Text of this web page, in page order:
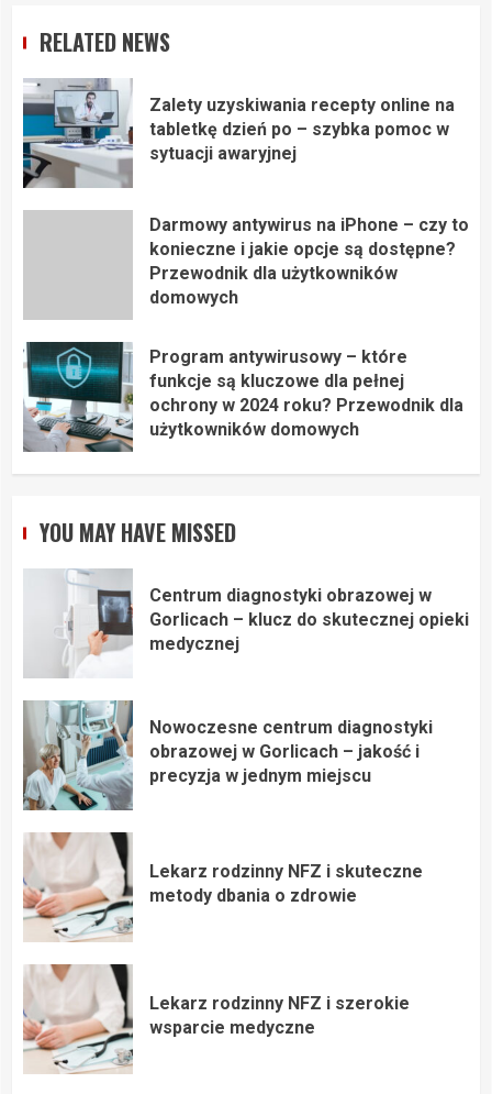
RELATED NEWS
Zalety uzyskiwania recepty online na
tabletkę dzień po – szybka pomoc w
sytuacji awaryjnej
Darmowy antywirus na iPhone – czy to
konieczne i jakie opcje są dostępne?
Przewodnik dla użytkowników
domowych
Program antywirusowy – które
funkcje są kluczowe dla pełnej
ochrony w 2024 roku? Przewodnik dla
użytkowników domowych
YOU MAY HAVE MISSED
Centrum diagnostyki obrazowej w
Gorlicach – klucz do skutecznej opieki
medycznej
Nowoczesne centrum diagnostyki
obrazowej w Gorlicach – jakość i
precyzja w jednym miejscu
Lekarz rodzinny NFZ i skuteczne
metody dbania o zdrowie
Lekarz rodzinny NFZ i szerokie
wsparcie medyczne